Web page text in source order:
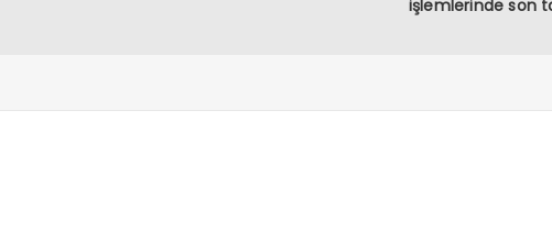
işlemlerinde son